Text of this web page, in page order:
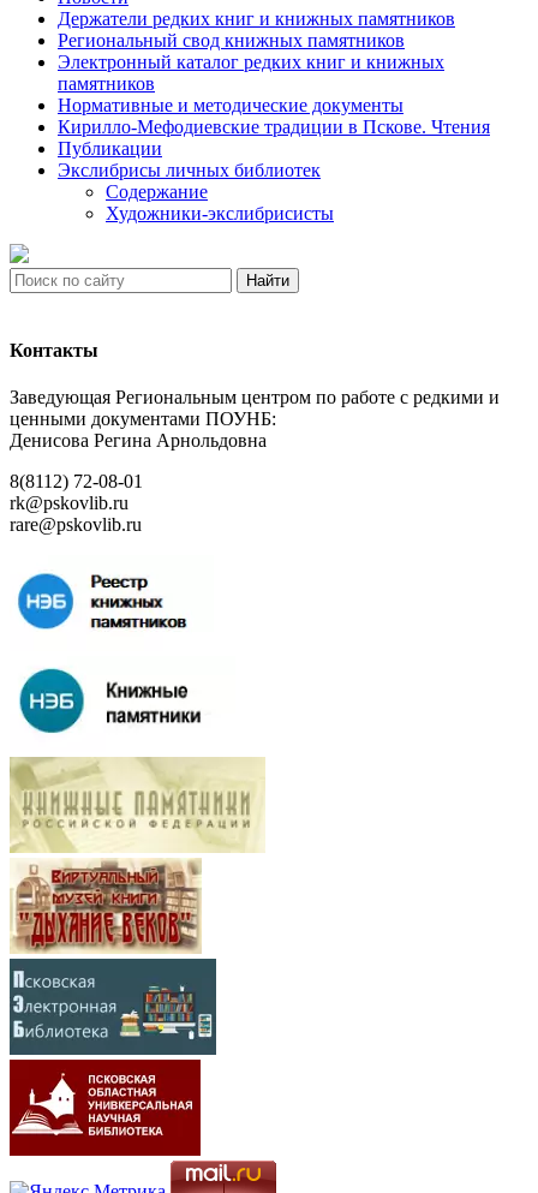
Держатели редких книг и книжных памятников
Региональный свод книжных памятников
Электронный каталог редких книг и книжных
памятников
Нормативные и методические документы
Кирилло-Мефодиевские традиции в Пскове. Чтения
Публикации
Экслибрисы личных библиотек
Содержание
Художники-экслибрисисты
Найти
Контакты
Заведующая Региональным центром по работе с редкими и
ценными документами ПОУНБ:
Денисова Регина Арнольдовна
8(8112) 72-08-01
rk@pskovlib.ru
rare@pskovlib.ru